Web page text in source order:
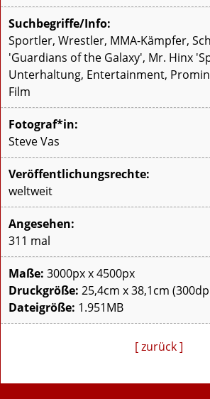
Suchbegriffe/Info:
Sportler, Wrestler, MMA-Kämpfer,
'Guardians of the Galaxy', Mr. Hinx
Unterhaltung, Entertainment,
Film
Fotograf*in:
Steve Vas
Veröffentlichungsrechte:
weltweit
Angesehen:
311 mal
Maße: 3000px x 4500px
Druckgröße: 25,4cm x 38,1cm
Dateigröße: 1.951MB
[ zurück ]